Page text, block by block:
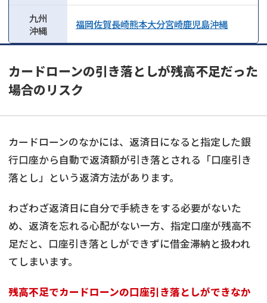
九州
沖縄
福岡佐賀長崎熊本大分宮崎鹿児島沖縄
カードローンの引き落としが残高不足だった
場合のリスク
カードローンのなかには、返済日になると指定した銀
行口座から自動で返済額が引き落とされる「口座引き
落とし」という返済方法があります。
わざわざ返済日に自分で手続きをする必要がないた
め、返済を忘れる心配がない一方、指定口座が残高不
足だと、口座引き落としができずに借金滞納と扱われ
てしまいます。
残高不足でカードローンの口座引き落としができなか